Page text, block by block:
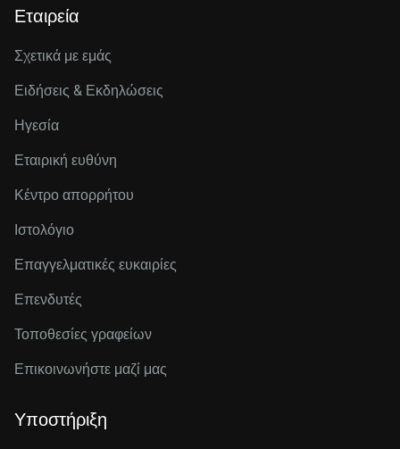
Εταιρεία
Σχετικά με εμάς
Ειδήσεις & Εκδηλώσεις
Ηγεσία
Εταιρική ευθύνη
Κέντρο απορρήτου
Ιστολόγιο
Επαγγελματικές ευκαιρίες
Επενδυτές
Τοποθεσίες γραφείων
Επικοινωνήστε μαζί μας
Υποστήριξη